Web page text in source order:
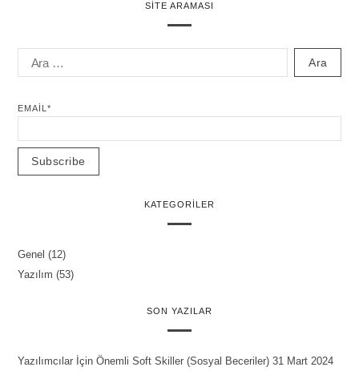
SITE ARAMASI
EMAIL*
KATEGORILER
Genel (12)
Yazılım (53)
SON YAZILAR
Yazılımcılar İçin Önemli Soft Skiller (Sosyal Beceriler) 31 Mart 2024